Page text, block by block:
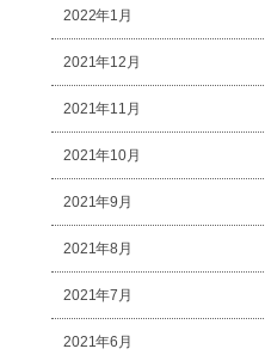
2022年1月
2021年12月
2021年11月
2021年10月
2021年9月
2021年8月
2021年7月
2021年6月